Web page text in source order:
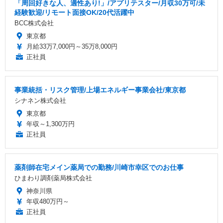
「周回好きな人、適性あり!」/アプリテスター/月収30万可/未
経験歓迎/リモート面接OK/20代活躍中
BCC株式会社
東京都
月給33万7,000円～35万8,000円
正社員
事業統括・リスク管理/上場エネルギー事業会社/東京都
シナネン株式会社
東京都
年収～1,300万円
正社員
薬剤師在宅メイン薬局での勤務/川崎市幸区でのお仕事
ひまわり調剤薬局株式会社
神奈川県
年収480万円～
正社員